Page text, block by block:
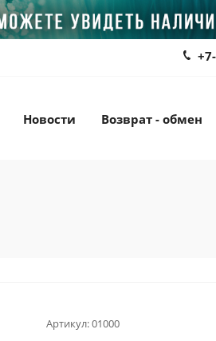
Новости Возврат - обмен
Артикул:01000